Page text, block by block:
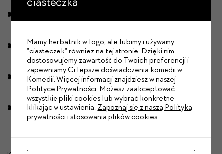
wynagrodzenie w wysokości 6000 – 7000 zł brutto (w
zależności od
dotychczasowego doświadczenia i stażu pracy);
wdrożenie do zadań na stanowisku pracy oraz możliwość
podnoszenia
kwalifikacji, m.in. poprzez udział w szkoleniach i stażach;
wsparcie oraz możliwość wspólnego budowania przyjaznej
atmosfery i
Mamy herbatnik w logo, ale lubimy i używamy
"ciasteczek" również na tej stronie. Dzięki nim
dostosowujemy zawartość do Twoich preferencji i
zapewniamy Ci lepsze doświadczenia komedii w
Komedii. Więcej informacji znajdziesz w naszej
Polityce Prywatności. Możesz zaakceptować
wszystkie pliki cookies lub wybrać konkretne
klikając w ustawienia. Zapoznaj się z naszą Polityką
prywatności i stosowania plików cookies